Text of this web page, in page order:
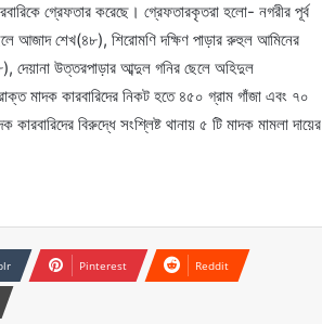
গ্রেফতার করেছে। গ্রেফতারকৃতরা হলো- নগরীর পূর্ব
আজাদ শেখ(৪৮), শিরোমণি দক্ষিণ পাড়ার রুহুল আমিনের
দেয়ানা উত্তরপাড়ার আব্দুল গনির ছেলে অহিদুল
মাদক কারবারিদের নিকট হতে ৪৫০ গ্রাম গাঁজা এবং ৭০
বিরুদ্ধে সংশ্লিষ্ট থানায় ৫ টি মাদক মামলা দায়ের
Pinterest Reddit